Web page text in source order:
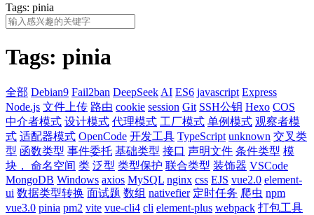
Tags: pinia
Tags: pinia
全部 Debian9 Fail2ban DeepSeek AI ES6 javascript Express
Node.js 文件上传 路由 cookie session Git SSH公钥 Hexo COS
中介者模式 设计模式 代理模式 工厂模式 单例模式 观察者模
式 适配器模式 OpenCode 开发工具 TypeScript unknown 交叉类
型 函数类型 事件委托 基础类型 接口 声明文件 条件类型 模
块， 命名空间 类 泛型 类型保护 联合类型 装饰器 VSCode
MongoDB Windows axios MySQL nginx css EJS vue2.0 element-
ui 数据类型转换 面试题 数组 nativefier 定时任务 爬虫 npm
vue3.0 pinia pm2 vite vue-cli4 cli element-plus webpack 打包工具